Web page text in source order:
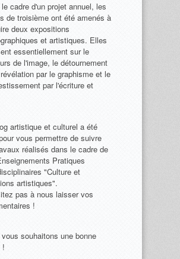
cadre d'un projet annuel, les
de troisième ont été amenés à
deux expositions
et artistiques. Elles
essentiellement sur le
de l'image, le détournement
par le graphisme et le
par l'écriture et
artistique et culturel a été
vous permettre de suivre
réalisés dans le cadre de
Pratiques
"Culture et
artistiques".
pas à nous laisser vos
!
vous souhaitons une bonne
!